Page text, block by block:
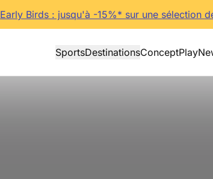
Early Birds : jusqu'à -15%* sur une sélection
SportsDestinationsConceptPlay